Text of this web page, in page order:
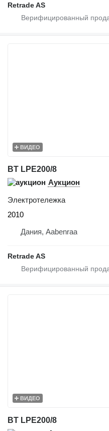
Retrade AS
ВИДЕО
BT LPE200/8
Аукцион
Электротележка
2010
Дания, Aabenraa
Retrade AS
ВИДЕО
BT LPE200/8